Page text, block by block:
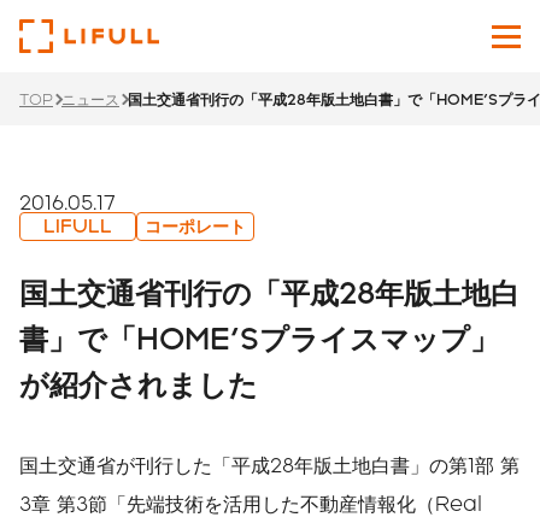
Japanese English
サービス
ニュース
サステナビリティ
TOP ニュース 国土交通省刊行の「平成28年版土地白書」で「HOME'Sプラ
2016.05.17
LIFULL コーポレート
国土交通省刊行の「平成28年版土地白
書」で「HOME'Sプライスマップ」
が紹介されました
国土交通省が刊行した「平成28年版土地白書」の第1部 第
3章 第3節「先端技術を活用した不動産情報化（Real